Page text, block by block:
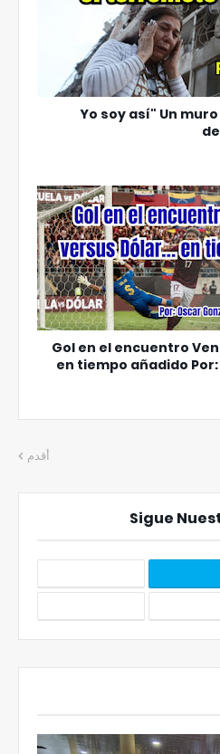
"Yo soy así" Un
Gol en el encuentro
en tiempo añadido
أقدم
Sigue